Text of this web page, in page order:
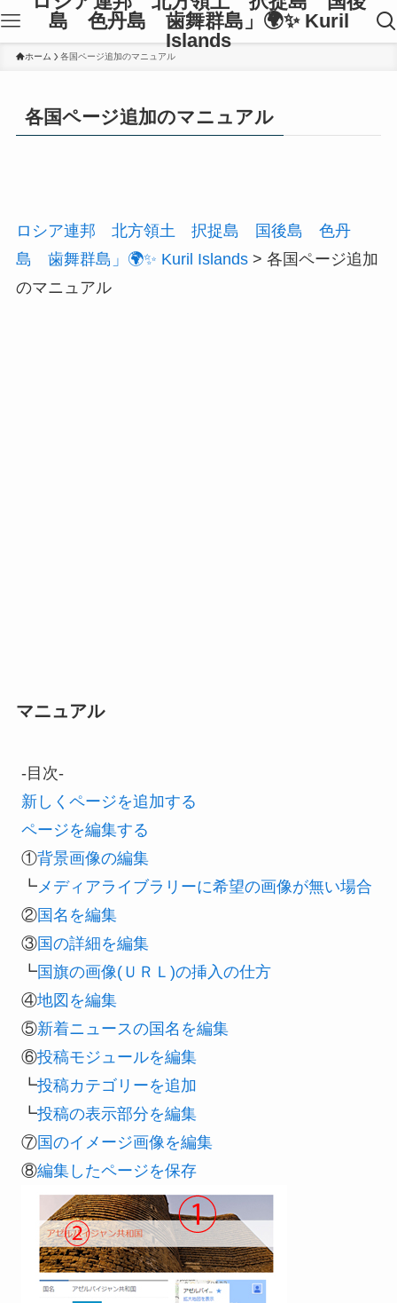
島 色丹島 歯舞群島」🌍✨ Kuril
Islands
ホーム 各国ページ追加のマニュアル
各国ページ追加のマニュアル
ロシア連邦 北方領土 択捉島 国後島 色丹
島 歯舞群島」🌍✨ Kuril Islands> 各国ページ追加
のマニュアル
マニュアル
-目次-
新しくページを追加する
ページを編集する
①背景画像の編集
┗メディアライブラリーに希望の画像が無い場合
②国名を編集
③国の詳細を編集
┗国旗の画像(ＵＲＬ)の挿入の仕方
④地図を編集
⑤新着ニュースの国名を編集
⑥投稿モジュールを編集
┗投稿カテゴリーを追加
┗投稿の表示部分を編集
⑦国のイメージ画像を編集
⑧編集したページを保存